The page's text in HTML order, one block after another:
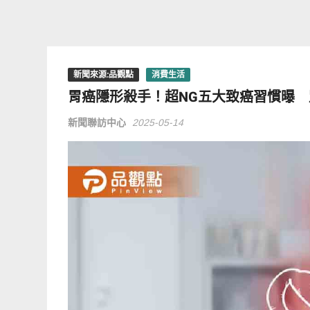
新聞來源:品觀點 消費生活
胃癌隱形殺手！超NG五大致癌習慣曝
新聞聯訪中心 2025-05-14